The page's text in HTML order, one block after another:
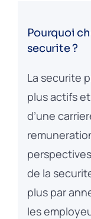
Pourquoi
securite ?
La securite
plus actifs
d’une
de la
plus par
les